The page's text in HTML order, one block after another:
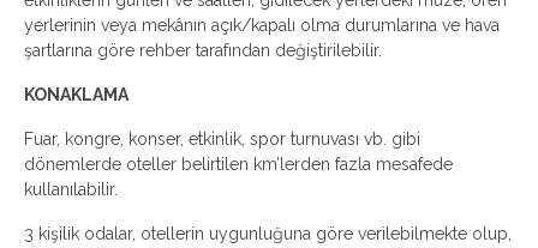
yerlerinin veya mekânın açık/kapalı olma durumlarına ve hava
şartlarına göre rehber tarafından değiştirilebilir.
KONAKLAMA
Fuar, kongre, konser, etkinlik, spor turnuvası vb. gibi
dönemlerde oteller belirtilen km’lerden fazla mesafede
kullanılabilir.
3 kişilik odalar, otellerin uygunluğuna göre verilebilmekte olup,